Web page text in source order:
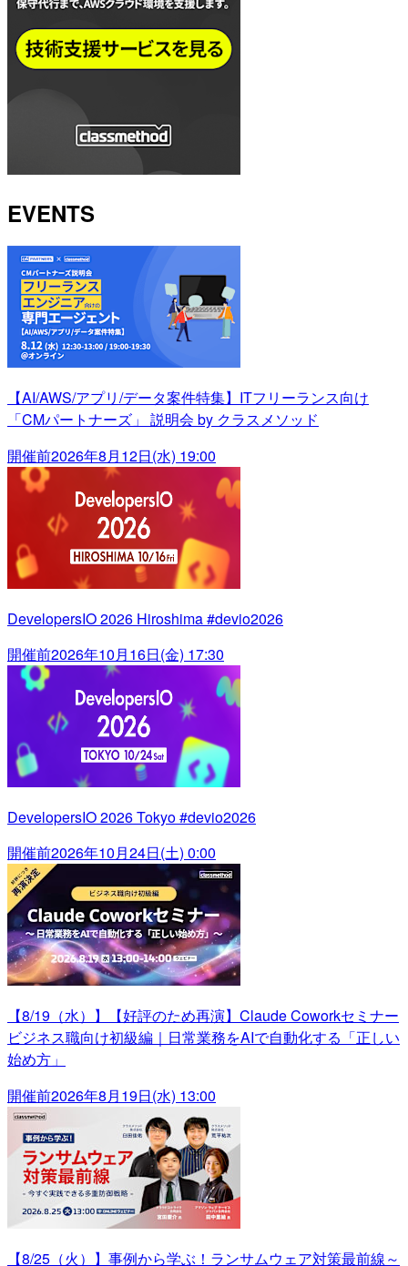
EVENTS
【AI/AWS/アプリ/データ案件特集】ITフリーランス向け
「CMパートナーズ」 説明会 by クラスメソッド
開催前2026年8月12日(水) 19:00
DevelopersIO 2026 Hiroshima #devio2026
開催前2026年10月16日(金) 17:30
DevelopersIO 2026 Tokyo #devio2026
開催前2026年10月24日(土) 0:00
【8/19（水）】【好評のため再演】Claude Coworkセミナー
ビジネス職向け初級編｜日常業務をAIで自動化する「正しい
始め方」
開催前2026年8月19日(水) 13:00
【8/25（火）】事例から学ぶ！ランサムウェア対策最前線～